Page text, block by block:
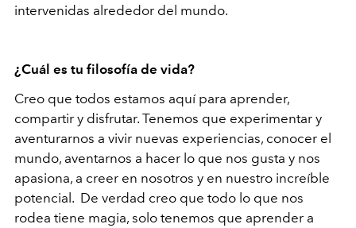
intervenidas alrededor del mundo.
¿Cuál es tu filosofía de vida?
Creo que todos estamos aquí para aprender,
compartir y disfrutar. Tenemos que experimentar y
aventurarnos a vivir nuevas experiencias, conocer el
mundo, aventarnos a hacer lo que nos gusta y nos
apasiona, a creer en nosotros y en nuestro increíble
potencial. De verdad creo que todo lo que nos
rodea tiene magia, solo tenemos que aprender a